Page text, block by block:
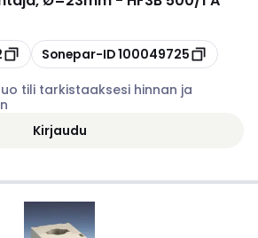
Kopioi
Sonepar-ID100049725
tili tarkistaaksesi hinnan ja
Kirjaudu